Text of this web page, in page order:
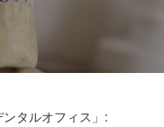
タルオフィス」: